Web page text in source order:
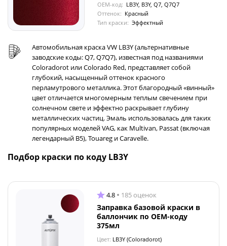
OEM-код: LB3Y, B3Y, Q7, Q7Q7
Оттенок: Красный
Тип краски: Эффектный
Автомобильная краска VW LB3Y (альтернативные
заводские коды: Q7, Q7Q7), известная под названиями
Coloradorot или Colorado Red, представляет собой
глубокий, насыщенный оттенок красного
перламутрового металлика. Этот благородный «винный»
цвет отличается многомерным теплым свечением при
солнечном свете и эффектно раскрывает глубину
металлических частиц. Эмаль использовалась для таких
популярных моделей VAG, как Multivan, Passat (включая
легендарный B5), Touareg и Caravelle.
Подбор краски по коду LB3Y
4.8 185 оценок
Заправка базовой краски в
баллончик по OEM-коду
375мл
Цвет: LB3Y (Coloradorot)